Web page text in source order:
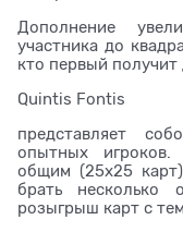
Дополнение
участника до
кто первый
Quintis Fontis
представляет
опытных игроков.
общим (25х25
брать несколько
розыгрыш карт с